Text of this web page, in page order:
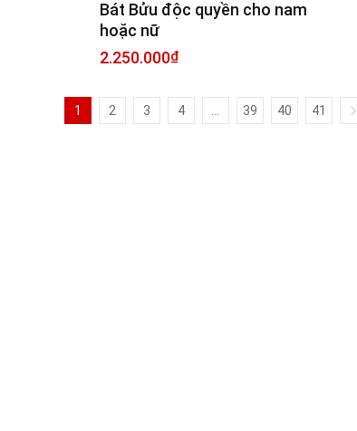
Bát Bửu độc quyền cho nam
hoặc nữ
2.250.000₫
1 2 3 4 39 40 41